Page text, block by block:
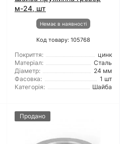
м-24, шт
Немає в наявності
Код товару: 105768
Покриття:
цинк
Матеріал:
Сталь
Діаметр:
24 мм
Фасовка:
1 шт
Категорія:
Шайба
Продано